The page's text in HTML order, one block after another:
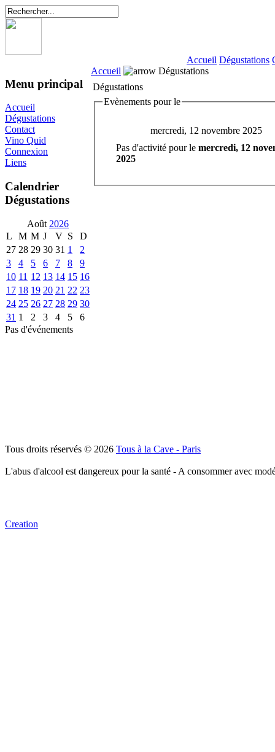
Accueil Dégustations
Menu principal
Accueil
Dégustations
Contact
Vino Quid
Connexion
Liens
Calendrier
Dégustations
Août 2026
L
M M J V S
D
27 28 29 30 31 1
2
3
4 5 6 7 8
9
10 11 12 13 14 15 16
17 18 19 20 21 22 23
24 25 26 27 28 29 30
31 1 2 3 4 5
6
Pas d'événements
Accueil
Dégustations
Dégustations
Evènements pour le
mercredi, 12 novembre 2025
Pas d'activité pour le mercredi, 12
2025
Tous droits réservés © 2026 Tous à la Cave - Paris
L'abus d'alcool est dangereux pour la santé - A consommer avec
Creation